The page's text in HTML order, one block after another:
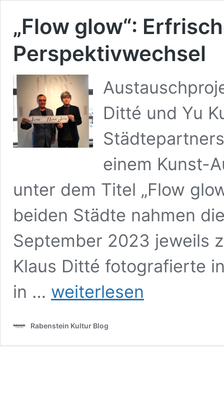
„Flow glow“:
Perspektivwechsel
Ditté und Yu
einem Kunst-
unter dem Titel „Flow
beiden Städte nahmen
September 2023 jeweils
Klaus Ditté fotografierte
in …
glow“:
weiterlesen
Rabenstein Kultur Blog